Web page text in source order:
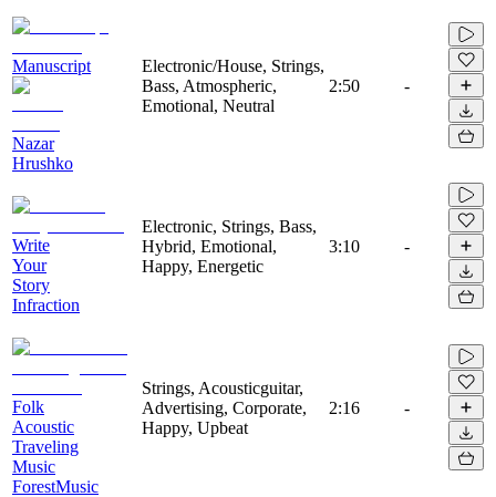
Manuscript
Nazar
Hrushko
Electronic/House, Strings,
Bass, Atmospheric,
Emotional, Neutral
2:50 -
Write
Your
Story
Infraction
Electronic, Strings, Bass,
Hybrid, Emotional,
Happy, Energetic
3:10 -
Folk
Acoustic
Traveling
Music
ForestMusic
Strings, Acousticguitar,
Advertising, Corporate,
Happy, Upbeat
2:16 -